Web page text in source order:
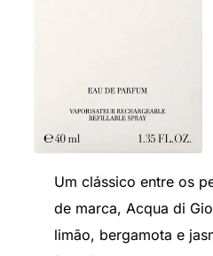
Um clássico entre os
de marca, Acqua di
limão, bergamota e